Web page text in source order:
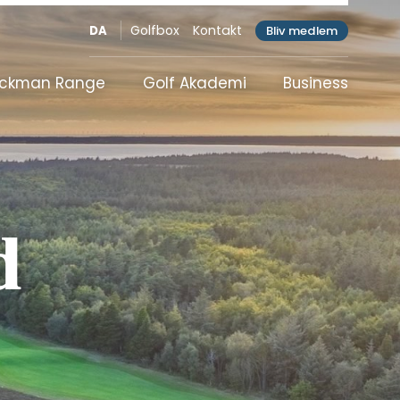
DA Golfbox Kontakt Bliv medlem
Proshop & Frontdesk
Træningsfaciliteter
Organisation
Vision
Generalforsamling
Bestyrelsen
Medlemsmøde
Administration
Greenkeeper
Trænere
Range Golf Akademi Business
Samarbejdspartnere